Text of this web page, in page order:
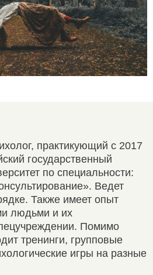
практикующий с 2017
государственный
по специальности:
Ведет
Также имеет опыт
людьми и их
Помимо
тренинги, групповые
игры на разные